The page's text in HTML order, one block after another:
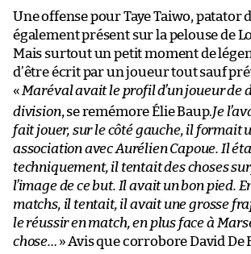
Une offense pour Taye Taiwo, patator
également présent sur la pelouse de
Mais surtout un petit moment de
d’être écrit par un joueur tout sauf
« Maréval avait le profil d’un joueur de
division, se remémore Élie Baup.Je
fait jouer, sur le côté gauche, il formait
association avec Aurélien Capoue. Il
techniquement, il tentait des choses
l’image de ce but. Il avait un bon pied.
matchs, il tentait, il avait une grosse
le réussir en match, en plus face à
chose… » Avis que corrobore David De